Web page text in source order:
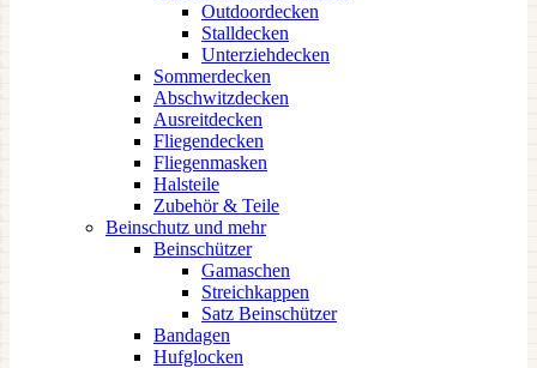
Outdoordecken
Stalldecken
Unterziehdecken
Sommerdecken
Abschwitzdecken
Ausreitdecken
Fliegendecken
Fliegenmasken
Halsteile
Zubehör & Teile
Beinschutz und mehr
Beinschützer
Gamaschen
Streichkappen
Satz Beinschützer
Bandagen
Hufglocken